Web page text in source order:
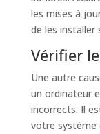
les mises à
de les installer
Vérifier
Une autre
un ordinateur
incorrects. Il
votre système